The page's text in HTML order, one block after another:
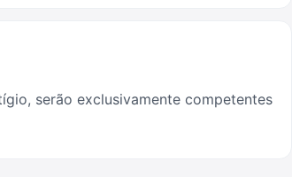
serão exclusivamente competentes